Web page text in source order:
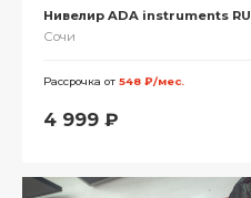
Нивелир ADA instruments
Сочи
Рассрочка от 548 ₽/мес.
4 999 ₽